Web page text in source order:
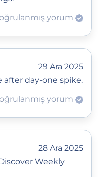
yorum
29 Ara 2025
after day-one spike.
yorum
28 Ara 2025
Weekly